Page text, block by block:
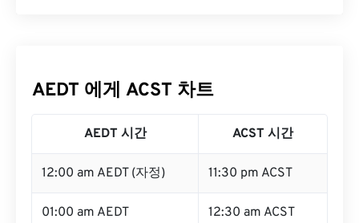
AEDT 에게 ACST 차트
AEDT 시간 ACST 시간
12:00 am AEDT (자정) 11:30 pm ACST
01:00 am AEDT 12:30 am ACST